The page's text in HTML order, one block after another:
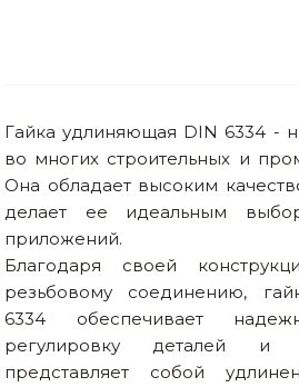
Гайка удлиняющая DIN 6334 -
во многих строительных и
Она обладает высоким
делает ее идеальным
приложений.
Благодаря своей
резьбовому соединению,
6334 обеспечивает
регулировку деталей и
представляет собой